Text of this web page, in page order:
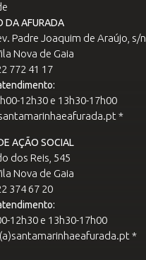
DA AFURADA
Padre Joaquim de Araújo, s/n
Nova de Gaia
772 41 17
12h30 e 13h30-17h00
*
AÇÃO SOCIAL
dos Reis, 545
Nova de Gaia
374 67 20
12h30 e 13h30-17h00
*